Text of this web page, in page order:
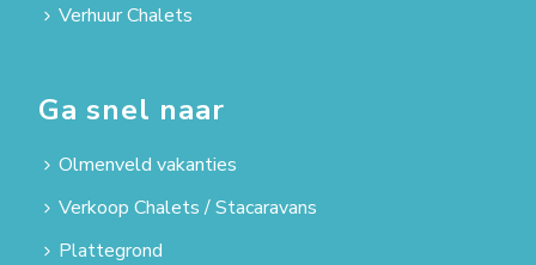
Verhuur Chalets
Ga snel naar
Olmenveld vakanties
Verkoop Chalets / Stacaravans
Plattegrond